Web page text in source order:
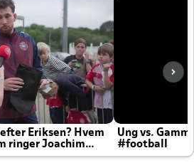
Eriksen? Hvem
ringer Joachim
Ung vs.
#football